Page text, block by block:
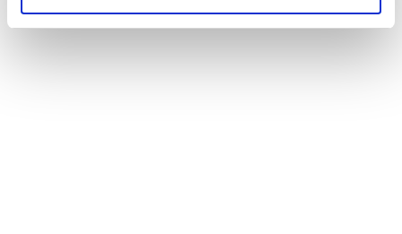
okumak ve sitemizi ziyaretiniz kapsamında